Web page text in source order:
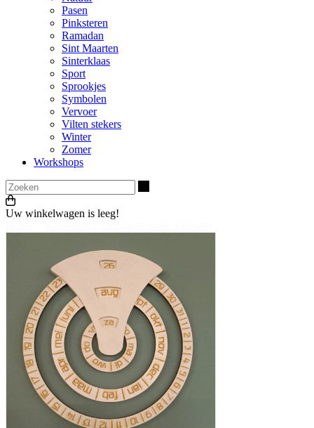
Pasen
Pinksteren
Ramadan
Sint Maarten
Sinterklaas
Sport
Sprookjes
Symbolen
Vervoer
Vilten stekers
Winter
Zomer
Workshops
Uw winkelwagen is leeg!